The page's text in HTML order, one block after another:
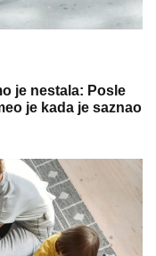
je nestala: Posle
je kada je saznao